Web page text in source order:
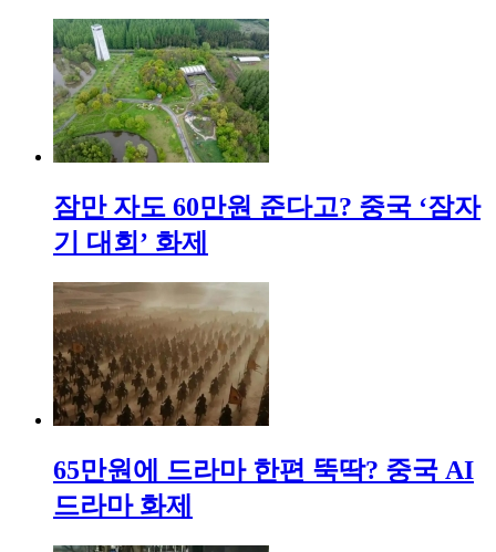
잠만 자도 60만원 준다고? 중국 ‘잠자
기 대회’ 화제
65만원에 드라마 한편 뚝딱? 중국 AI
드라마 화제